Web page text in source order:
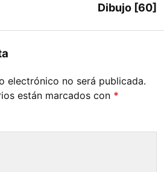
Dibujo [60]
electrónico no será publicada.
están marcados con *